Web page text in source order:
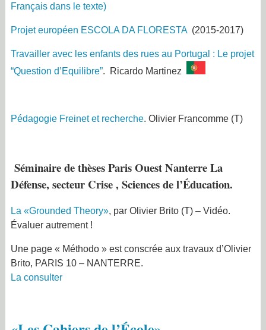
Français dans le texte)
Projet européen ESCOLA DA FLORESTA (2015-2017)
Travailler avec les enfants des rues au Portugal : Le projet
“Question d’Equilibre”. Ricardo Martinez
Pédagogie Freinet et recherche. Olivier Francomme (T)
Séminaire de thèses Paris Ouest Nanterre La
Défense, secteur Crise , Sciences de l’Éducation.
La «Grounded Theory», par Olivier Brito (T) – Vidéo.
Évaluer autrement !
Une page « Méthodo » est conscrée aux travaux d’Olivier
Brito, PARIS 10 – NANTERRE.
La consulter